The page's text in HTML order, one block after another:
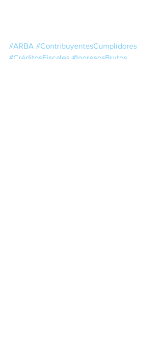
#ARBA #ContribuyentesCumplidores
#CréditosFiscales #IngresosBrutos